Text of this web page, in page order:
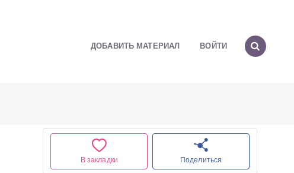
ДОБАВИТЬ МАТЕРИАЛ ВОЙТИ
В закладки Поделиться